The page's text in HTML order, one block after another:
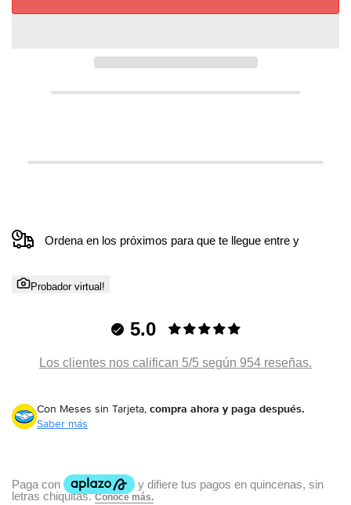
Ordena en los próximos para que te llegue entre y
Probador virtual!
5.0
Los clientes nos califican 5/5 según 954 reseñas.
Con Meses sin Tarjeta, compra ahora y paga después.
Saber más